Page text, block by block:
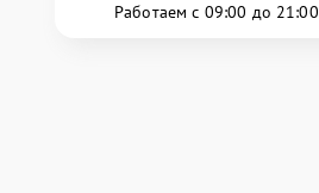
Работаем с 09:00 до 21:00